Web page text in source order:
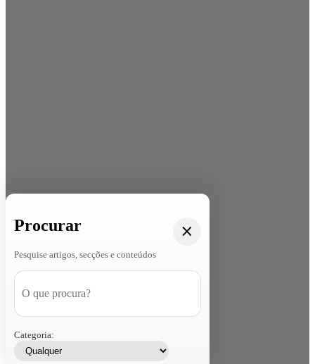
Procurar
Pesquise artigos, secções e conteúdos
Categoria: